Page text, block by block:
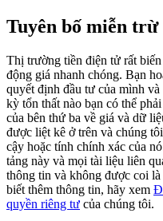
Precious Metals
USDT New User
USDT Flexible Staking
BTC New User
Tuyên bố miễn
Thị trường tiền điện tử rất
động giá nhanh chóng. Bạn
quyết định đầu tư của mình
kỳ tổn thất nào bạn có thể
của bên thứ ba về giá và dữ
được liệt kê ở trên và chúng
cậy hoặc tính chính xác của
tảng này và mọi tài liệu liên
thông tin và không được coi
biết thêm thông tin, hãy xem
quyền riêng tư của chúng tôi.